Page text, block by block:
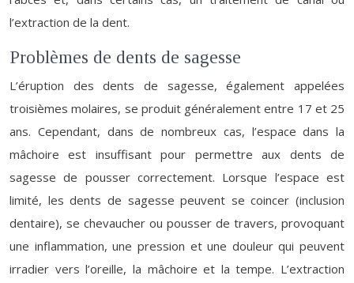
l’extraction de la dent.
Problèmes de dents de sagesse
L’éruption des dents de sagesse, également appelées
troisièmes molaires, se produit généralement entre 17 et 25
ans. Cependant, dans de nombreux cas, l’espace dans la
mâchoire est insuffisant pour permettre aux dents de
sagesse de pousser correctement. Lorsque l’espace est
limité, les dents de sagesse peuvent se coincer (inclusion
dentaire), se chevaucher ou pousser de travers, provoquant
une inflammation, une pression et une douleur qui peuvent
irradier vers l’oreille, la mâchoire et la tempe. L’extraction